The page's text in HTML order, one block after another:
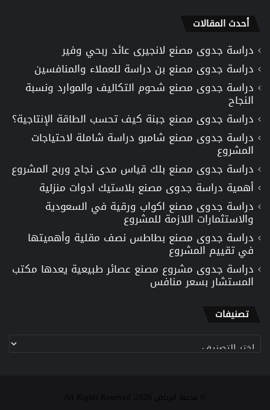
أحدث المقالات
دراسة جدوى مصنع لانجيرى عائد ربحي وفير
دراسة جدوى مصنع بن دراسة للعملاء والمنافسين
دراسة جدوى مصنع شحوم التكاليف والموارد ونسبة
النجاح
دراسة جدوى مصنع جبنة كيف تحسب الطاقة الإنتاجية؟
دراسة جدوى مصنع شامبو دراسة شاملة لاحتياجات
المشروع
دراسة جدوى مصنع بلك قياس مدى نجاح وربح المشروع
أهمية دراسة جدوى مصنع بلاستيك ادوات منزلية
دراسة جدوى مصنع اكواب ورقية في السعودية
والاستثمارات اللازمة للمشروع
دراسة جدوى مصنع بطاطس نصف مقلية وأهميتها
في تقييم المشروع
دراسة جدوى مشروع مصنع عصائر طبيعية يعدها مكتب
المستشار بسعر منافس
تصنيفات
تصنيفات
© مدينة الرياض 2026, All Rights Reserved